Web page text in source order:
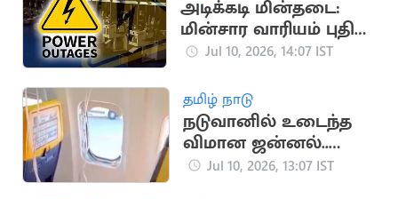
அடிக்கடி மின்தடை:
மின்சார வாரியம் புதிய
திட்டம்
Jul 10, 2026, 14:07 IST
தமிழ் நாடு
நடுவானில் உடைந்த
விமான ஜன்னல்..
நொடி பொழுதில் உயிர்
Jul 10, 2026, 13:07 IST